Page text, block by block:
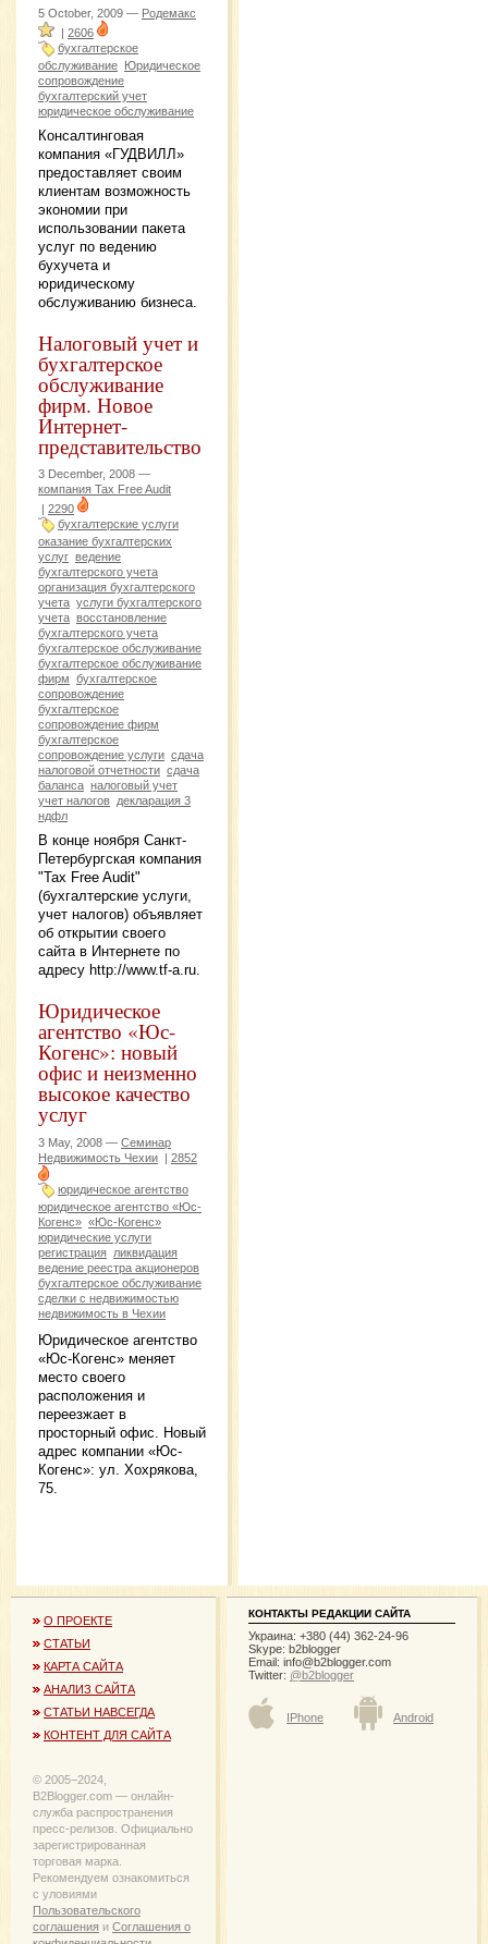
5 October, 2009 — Родемакс
| 2606
бухгалтерское
обслуживание Юридическое
сопровождение
бухгалтерский учет
юридическое обслуживание
Консалтинговая
компания «ГУДВИЛЛ»
предоставляет своим
клиентам возможность
экономии при
использовании пакета
услуг по ведению
бухучета и
юридическому
обслуживанию бизнеса.
Налоговый учет и
бухгалтерское
обслуживание
фирм. Новое
Интернет-
представительство
3 December, 2008 —
компания Tax Free Audit
2290
бухгалтерские услуги
оказание бухгалтерских
услуг ведение
бухгалтерского учета
организация бухгалтерского
учета услуги бухгалтерского
учета восстановление
бухгалтерского учета
бухгалтерское обслуживание
бухгалтерское обслуживание
фирм бухгалтерское
сопровождение
бухгалтерское
сопровождение фирм
бухгалтерское
сопровождение услуги сдача
налоговой отчетности сдача
баланса налоговый учет
учет налогов декларация 3
ндфл
В конце ноября Санкт-
Петербургская компания
"Tax Free Audit"
(бухгалтерские услуги,
учет налогов) объявляет
об открытии своего
сайта в Интернете по
адресу http://www.tf-a.ru.
Юридическое
агентство «Юс-
Когенс»: новый
офис и неизменно
высокое качество
услуг
3 May, 2008 — Семинар
Недвижимость Чехии | 2852
юридическое агентство
юридическое агентство «Юс-
Когенс» «Юс-Когенс»
юридические услуги
регистрация ликвидация
ведение реестра акционеров
бухгалтерское обслуживание
сделки с недвижимостью
недвижимость в Чехии
Юридическое агентство
«Юс-Когенс» меняет
место своего
расположения и
переезжает в
просторный офис. Новый
адрес компании «Юс-
Когенс»: ул. Хохрякова,
75.
О ПРОЕКТЕ
СТАТЬИ
КАРТА САЙТА
АНАЛИЗ САЙТА
СТАТЬИ НАВСЕГДА
КОНТЕНТ ДЛЯ САЙТА
© 2005−2024,
B2Blogger.com — онлайн-
служба распространения
пресс-релизов. Официально
зарегистрированная
торговая марка.
Рекомендуем ознакомиться
с уловиями
Пользовательского
соглашения и Соглашения о
КОНТАКТЫ РЕДАКЦИИ САЙТА
Украина: +380 (44) 362-24-96
Skype: b2blogger
Email: info@b2blogger.com
Twitter: @b2blogger
IPhone Android